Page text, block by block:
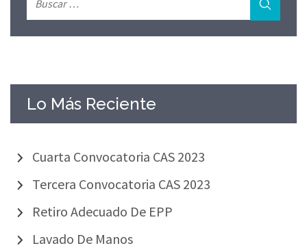
Lo Más Reciente
Cuarta Convocatoria CAS 2023
Tercera Convocatoria CAS 2023
Retiro Adecuado De EPP
Lavado De Manos